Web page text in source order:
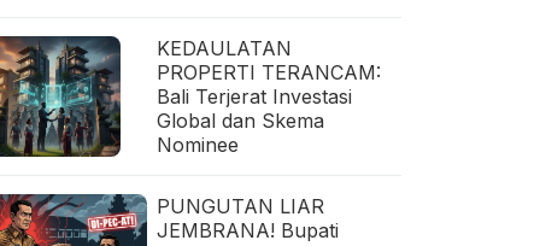
KEDAULATAN
PROPERTI TERANCAM:
Bali Terjerat Investasi
Global dan Skema
Nominee
PUNGUTAN LIAR
JEMBRANA! Bupati